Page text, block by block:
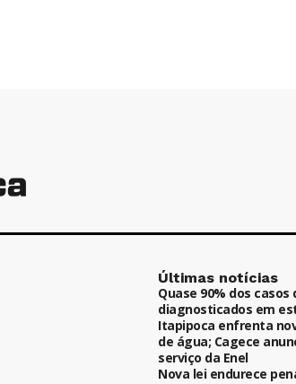
Últimas notícias
Quase 90% dos casos
diagnosticados em
Itapipoca enfrenta
de água; Cagece
serviço da Enel
Nova lei endurece